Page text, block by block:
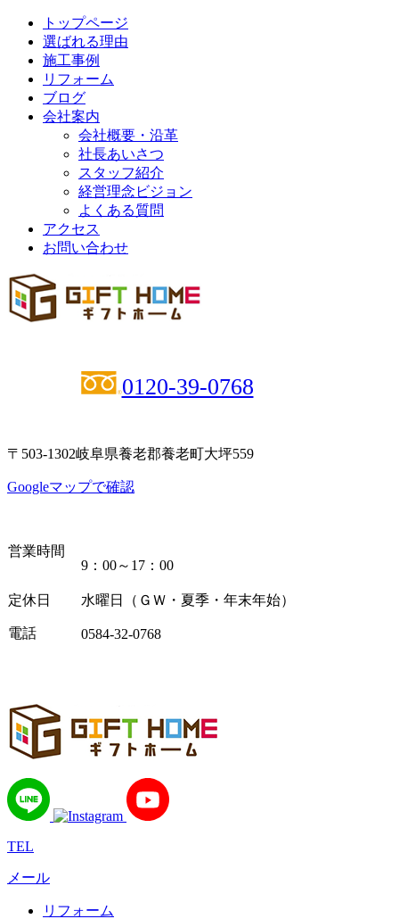
トップページ
選ばれる理由
施工事例
リフォーム
ブログ
会社案内
会社概要・沿革
社長あいさつ
スタッフ紹介
経営理念ビジョン
よくある質問
アクセス
お問い合わせ
0120-39-0768
〒503-1302岐阜県養老郡養老町大坪559
Googleマップで確認
営業時間
9：00～17：00
定休日 水曜日（ＧＷ・夏季・年末年始）
電話 0584-32-0768
TEL
メール
リフォーム